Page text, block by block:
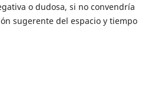
o dudosa, si no convendría
sugerente del espacio y tiempo